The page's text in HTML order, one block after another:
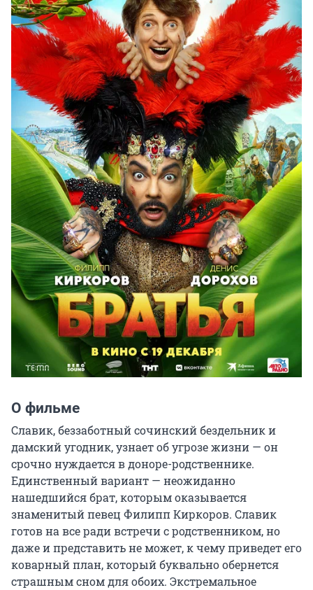
О фильме
Славик, беззаботный сочинский бездельник и
дамский угодник, узнает об угрозе жизни — он
срочно нуждается в доноре-родственнике.
Единственный вариант — неожиданно
нашедшийся брат, которым оказывается
знаменитый певец Филипп Киркоров. Славик
готов на все ради встречи с родственником, но
даже и представить не может, к чему приведет его
коварный план, который буквально обернется
страшным сном для обоих. Экстремальное